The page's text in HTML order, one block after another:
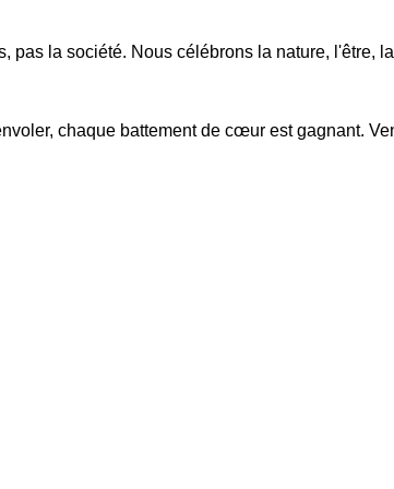
la société. Nous célébrons la nature, l'être,
chaque battement de cœur est gagnant.